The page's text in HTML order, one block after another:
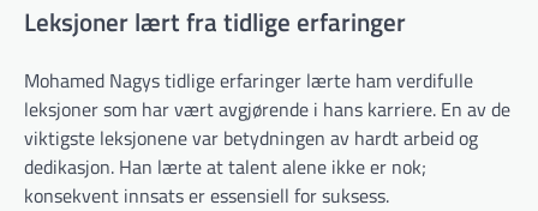
Leksjoner lært fra tidlige erfaringer
Mohamed Nagys tidlige erfaringer lærte ham verdifulle
leksjoner som har vært avgjørende i hans karriere. En av de
viktigste leksjonene var betydningen av hardt arbeid og
dedikasjon. Han lærte at talent alene ikke er nok;
konsekvent innsats er essensiell for suksess.